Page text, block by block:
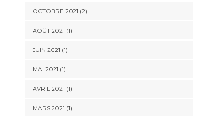
OCTOBRE 2021 (2)
AOÛT 2021 (1)
JUIN 2021 (1)
MAI 2021 (1)
AVRIL 2021 (1)
MARS 2021 (1)